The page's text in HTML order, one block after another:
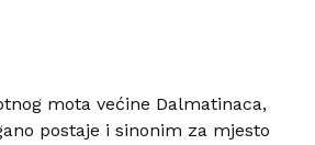
mota većine Dalmatinaca,
postaje i sinonim za mjesto